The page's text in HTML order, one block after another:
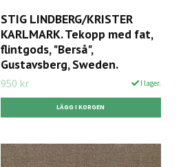
STIG LINDBERG/KRISTER
KARLMARK. Tekopp med fat,
flintgods, "Berså",
Gustavsberg, Sweden.
950 kr I lager.